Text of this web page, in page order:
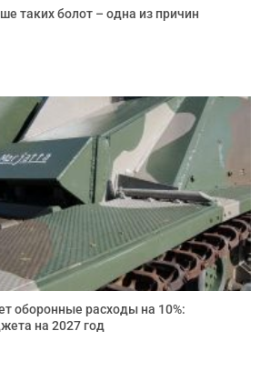
таких болот – одна из причин
оборонные расходы на 10%:
на 2027 год